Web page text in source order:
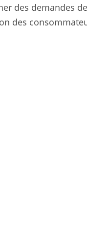
des demandes
des